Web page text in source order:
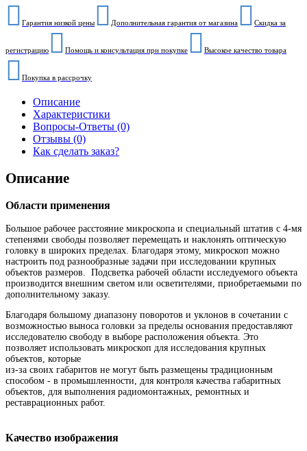
Гарантия низкой цены Дополнительная гарантия от магазина Скидка за
регистрацию Помощь и консультация при покупке Высокое качество товара
Покупка в рассрочку
Описание
Характеристики
Вопросы-Ответы (0)
Отзывы (0)
Как сделать заказ?
Описание
Области применения
Большое рабочее расстояние микроскопа и специальный штатив с 4-мя
степенями свободы позволяет перемещать и наклонять оптическую
головку в широких пределах. Благодаря этому, микроскоп можно
настроить под разнообразные задачи при исследовании крупных
объектов размеров. Подсветка рабочей области исследуемого объекта
производится внешним светом или осветителями, приобретаемыми по
дополнительному заказу.
Благодаря большому диапазону поворотов и уклонов в сочетании с
возможностью выноса головки за пределы основания предоставляют
исследователю свободу в выборе расположения объекта. Это
позволяет использовать микроскоп для исследования крупных
объектов, которые
из-за своих габаритов не могут быть размещены традиционным
способом - в промышленности, для контроля качества габаритных
объектов, для выполнения радиомонтажных, ремонтных и
реставрационных работ.
Качество изображения